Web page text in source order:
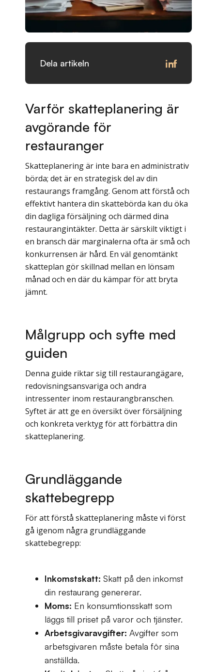
Varför skatteplanering är
avgörande för
restauranger
Skatteplanering är inte bara en administrativ
börda; det är en strategisk del av din
restaurangs framgång. Genom att förstå och
effektivt hantera din skattebörda kan du öka
din dagliga försäljning och därmed dina
restaurangintäkter. Detta är särskilt viktigt i
en bransch där marginalerna ofta är små och
konkurrensen är hård. En väl genomtänkt
skatteplan gör skillnad mellan en lönsam
månad och en där du kämpar för att bryta
jämnt.
Målgrupp och syfte med
guiden
Denna guide riktar sig till restaurangägare,
redovisningsansvariga och andra
intressenter inom restaurangbranschen.
Syftet är att ge en översikt över försäljning
och konkreta verktyg för att förbättra din
skatteplanering.
Grundläggande
skattebegrepp
För att förstå skatteplanering måste vi först
gå igenom några grundläggande
skattebegrepp:
Inkomstskatt: Skatt på den inkomst
din restaurang genererar.
Moms: En konsumtionsskatt som
läggs till priset på varor och tjänster.
Arbetsgivaravgifter: Avgifter som
arbetsgivaren måste betala för sina
anställda.
Dela artikeln